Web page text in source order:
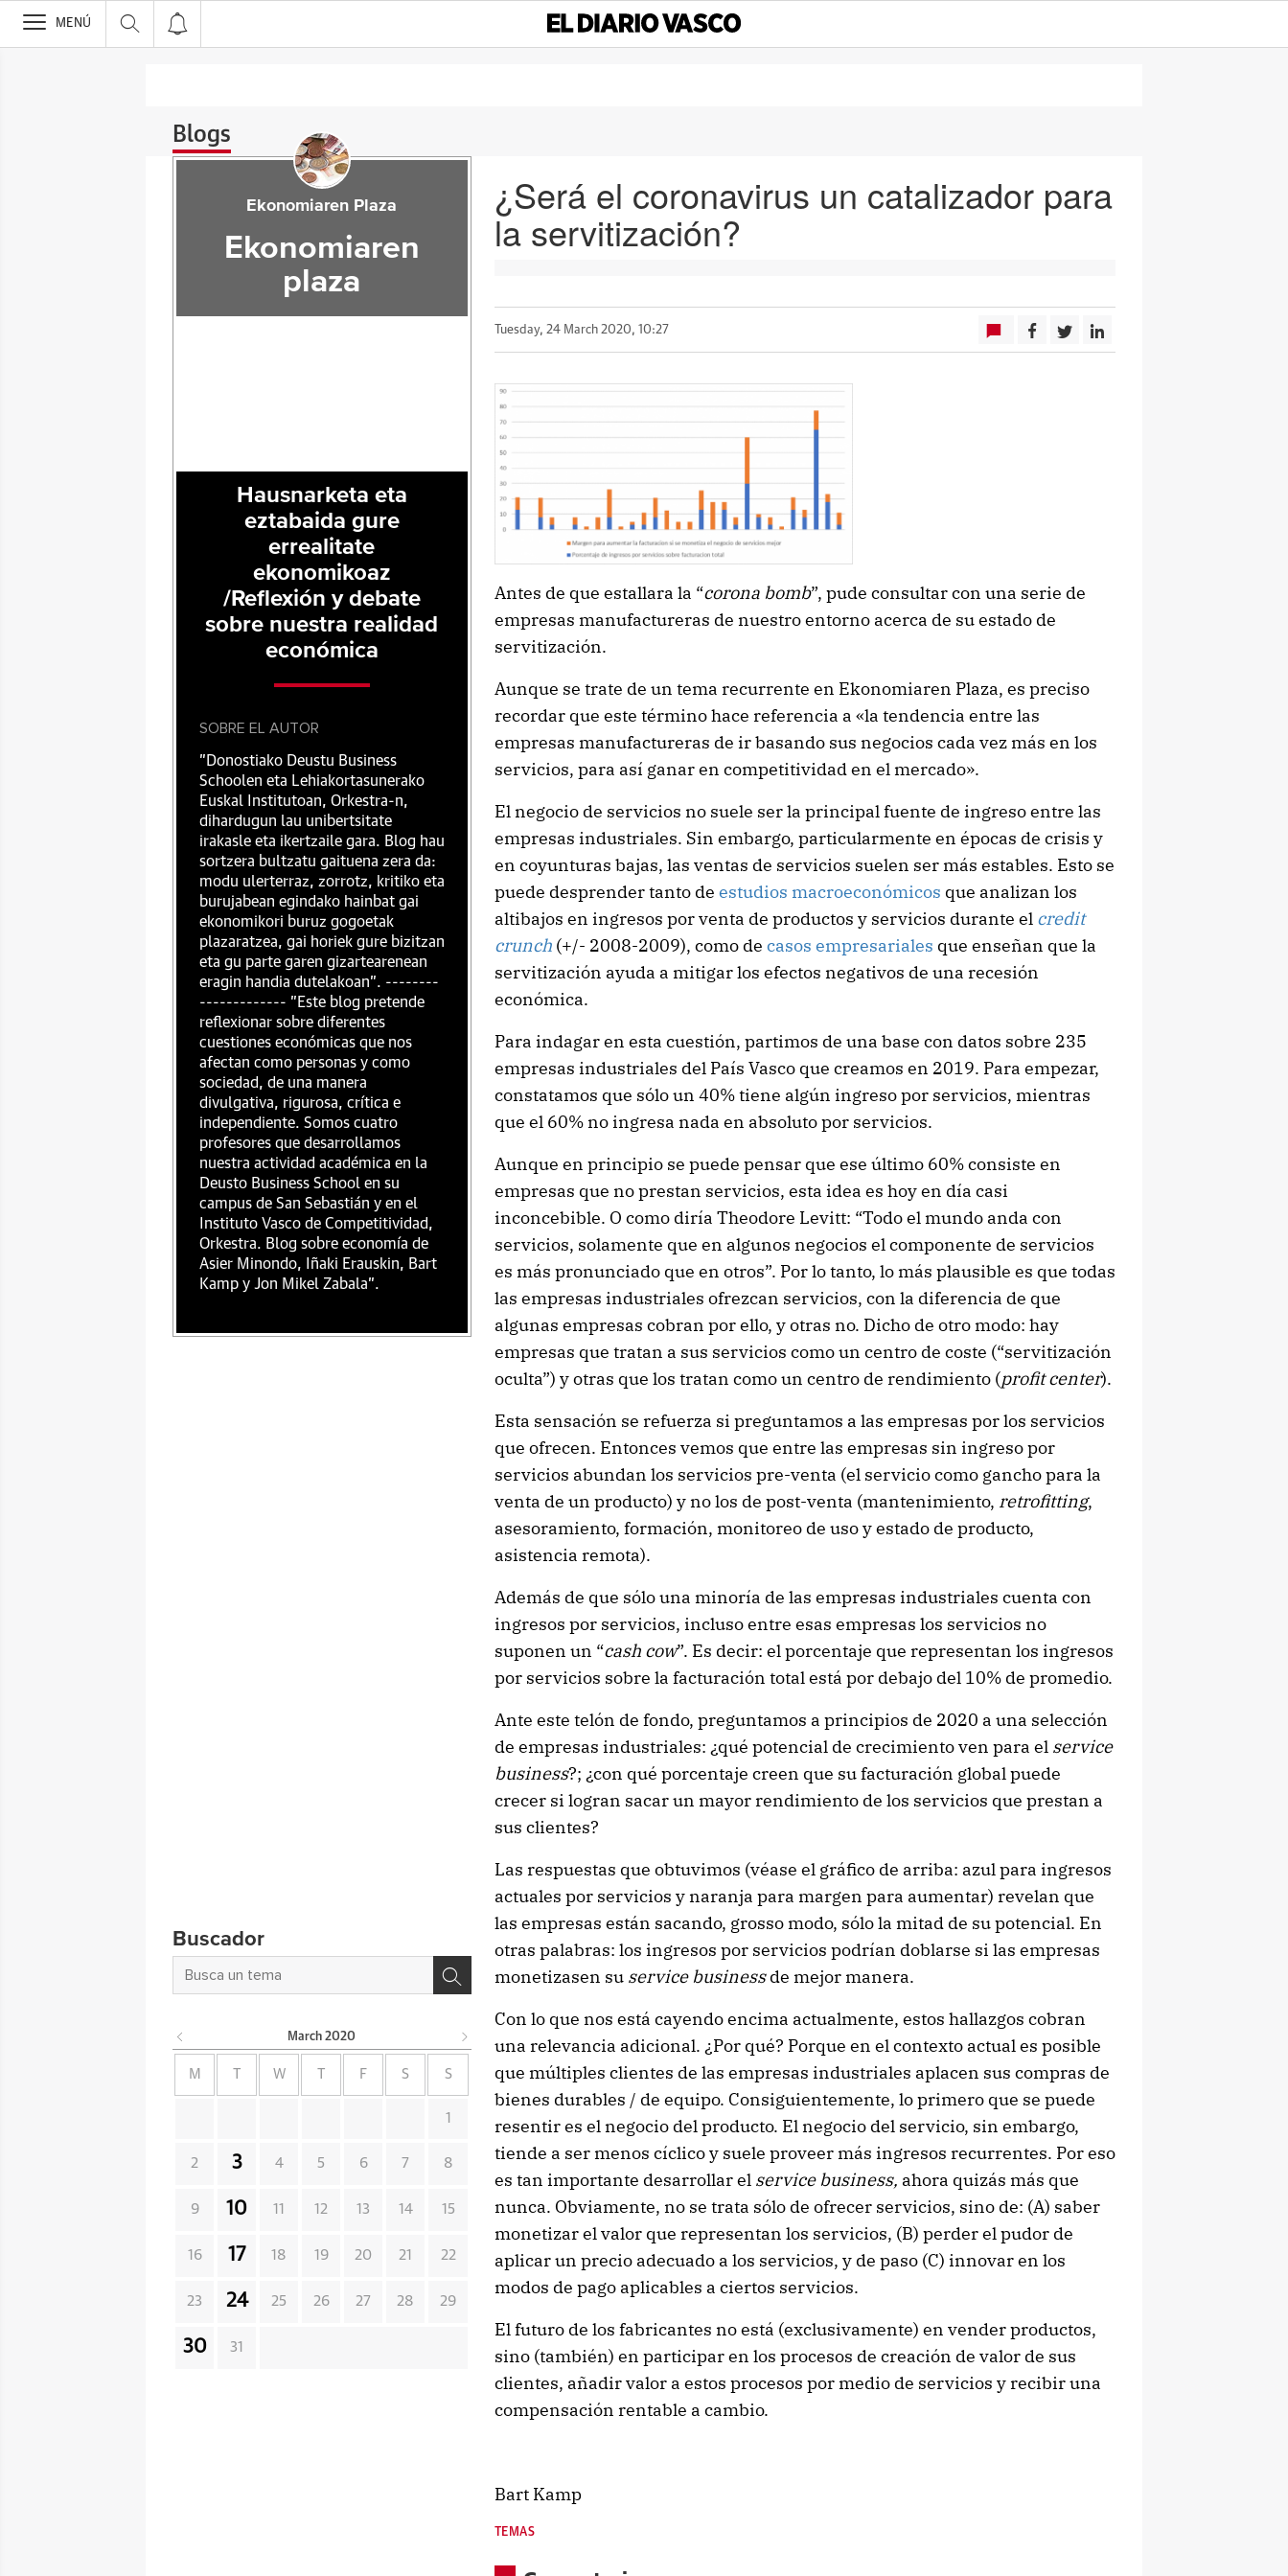
>
MENÚ
Blogs
¿Será el coronavirus un catalizador para
la servitización?
Tuesday, 24 March 2020, 10:27
Antes de que estallara la “corona bomb”, pude consultar con una serie de
empresas manufactureras de nuestro entorno acerca de su estado de
servitización.
Aunque se trate de un tema recurrente en Ekonomiaren Plaza, es preciso
recordar que este término hace referencia a «la tendencia entre las
empresas manufactureras de ir basando sus negocios cada vez más en los
servicios, para así ganar en competitividad en el mercado».
El negocio de servicios no suele ser la principal fuente de ingreso entre las
empresas industriales. Sin embargo, particularmente en épocas de crisis y
en coyunturas bajas, las ventas de servicios suelen ser más estables. Esto se
puede desprender tanto de estudios macroeconómicos que analizan los
altibajos en ingresos por venta de productos y servicios durante el credit
crunch(+/- 2008-2009), como de casos empresariales que enseñan que la
servitización ayuda a mitigar los efectos negativos de una recesión
económica.
Para indagar en esta cuestión, partimos de una base con datos sobre 235
empresas industriales del País Vasco que creamos en 2019. Para empezar,
constatamos que sólo un 40% tiene algún ingreso por servicios, mientras
que el 60% no ingresa nada en absoluto por servicios.
Aunque en principio se puede pensar que ese último 60% consiste en
empresas que no prestan servicios, esta idea es hoy en día casi
inconcebible. O como diría Theodore Levitt: “Todo el mundo anda con
servicios, solamente que en algunos negocios el componente de servicios
es más pronunciado que en otros”. Por lo tanto, lo más plausible es que todas
las empresas industriales ofrezcan servicios, con la diferencia de que
algunas empresas cobran por ello, y otras no. Dicho de otro modo: hay
empresas que tratan a sus servicios como un centro de coste (“servitización
oculta”) y otras que los tratan como un centro de rendimiento (profit center).
Esta sensación se refuerza si preguntamos a las empresas por los servicios
que ofrecen. Entonces vemos que entre las empresas sin ingreso por
servicios abundan los servicios pre-venta (el servicio como gancho para la
venta de un producto) y no los de post-venta (mantenimiento, retrofitting,
asesoramiento, formación, monitoreo de uso y estado de producto,
asistencia remota).
Además de que sólo una minoría de las empresas industriales cuenta con
ingresos por servicios, incluso entre esas empresas los servicios no
suponen un “cash cow”. Es decir: el porcentaje que representan los ingresos
por servicios sobre la facturación total está por debajo del 10% de promedio.
Ante este telón de fondo, preguntamos a principios de 2020 a una selección
de empresas industriales: ¿qué potencial de crecimiento ven para el service
business?; ¿con qué porcentaje creen que su facturación global puede
crecer si logran sacar un mayor rendimiento de los servicios que prestan a
sus clientes?
Las respuestas que obtuvimos (véase el gráfico de arriba: azul para ingresos
actuales por servicios y naranja para margen para aumentar) revelan que
las empresas están sacando, grosso modo, sólo la mitad de su potencial. En
otras palabras: los ingresos por servicios podrían doblarse si las empresas
monetizasen su service businessde mejor manera.
Con lo que nos está cayendo encima actualmente, estos hallazgos cobran
una relevancia adicional. ¿Por qué? Porque en el contexto actual es posible
que múltiples clientes de las empresas industriales aplacen sus compras de
bienes durables / de equipo. Consiguientemente, lo primero que se puede
resentir es el negocio del producto. El negocio del servicio, sin embargo,
tiende a ser menos cíclico y suele proveer más ingresos recurrentes. Por eso
es tan importante desarrollar el service business, ahora quizás más que
nunca. Obviamente, no se trata sólo de ofrecer servicios, sino de: (A) saber
monetizar el valor que representan los servicios, (B) perder el pudor de
aplicar un precio adecuado a los servicios, y de paso (C) innovar en los
modos de pago aplicables a ciertos servicios.
El futuro de los fabricantes no está (exclusivamente) en vender productos,
sino (también) en participar en los procesos de creación de valor de sus
clientes, añadir valor a estos procesos por medio de servicios y recibir una
compensación rentable a cambio.
Bart Kamp
TEMAS
Ekonomiaren Plaza
Ekonomiaren
plaza
Hausnarketa eta
eztabaida gure
errealitate
ekonomikoaz
/Reflexión y debate
sobre nuestra realidad
económica
SOBRE EL AUTOR
"Donostiako Deustu Business
Schoolen eta Lehiakortasunerako
Euskal Institutoan, Orkestra-n,
dihardugun lau unibertsitate
irakasle eta ikertzaile gara. Blog hau
sortzera bultzatu gaituena zera da:
modu ulerterraz, zorrotz, kritiko eta
burujabean egindako hainbat gai
ekonomikori buruz gogoetak
plazaratzea, gai horiek gure bizitzan
eta gu parte garen gizartearenean
eragin handia dutelakoan". --------
------------- "Este blog pretende
reflexionar sobre diferentes
cuestiones económicas que nos
afectan como personas y como
sociedad, de una manera
divulgativa, rigurosa, crítica e
independiente. Somos cuatro
profesores que desarrollamos
nuestra actividad académica en la
Deusto Business School en su
campus de San Sebastián y en el
Instituto Vasco de Competitividad,
Orkestra. Blog sobre economía de
Asier Minondo, Iñaki Erauskin, Bart
Kamp y Jon Mikel Zabala".
Buscador
March 2020
M W F S S
1
2 3 4 5 6 7 8
9 10 11 12 13 14 15
16 17 18 19 20 21 22
23 24 25 26 27 28 29
30 31